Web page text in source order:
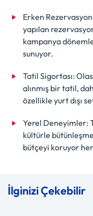
Erken
yapılan
kampanya
sunuyor.
Tatil Sigortası:
alınmış bir tatil,
özellikle yurt dışı
Yerel Deneyimler:
kültürle
bütçeyi koruyor
İlginizi Çekebilir